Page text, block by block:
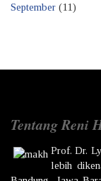
September (11)
Tentang Reni
Prof. Dr.
lebih